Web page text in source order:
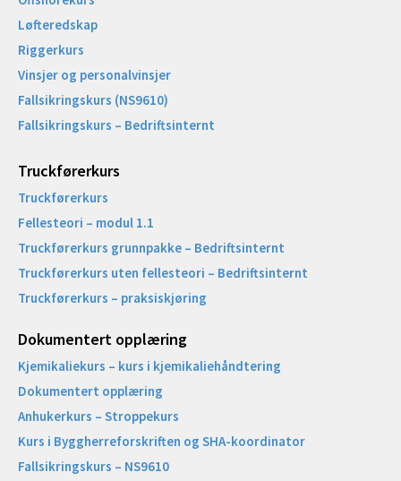
Løfteredskap
Riggerkurs
Vinsjer og personalvinsjer
Fallsikringskurs (NS9610)
Fallsikringskurs – Bedriftsinternt
Truckførerkurs
Truckførerkurs
Fellesteori – modul 1.1
Truckførerkurs grunnpakke – Bedriftsinternt
Truckførerkurs uten fellesteori – Bedriftsinternt
Truckførerkurs – praksiskjøring
Dokumentert opplæring
Kjemikaliekurs – kurs i kjemikaliehåndtering
Dokumentert opplæring
Anhukerkurs – Stroppekurs
Kurs i Byggherreforskriften og SHA-koordinator
Fallsikringskurs – NS9610